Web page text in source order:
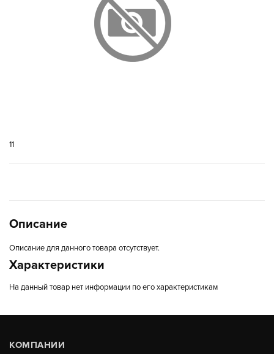
11
Описание
Описание для данного товара отсутствует.
Характеристики
На данный товар нет информации по его характеристикам
КОМПАНИИ